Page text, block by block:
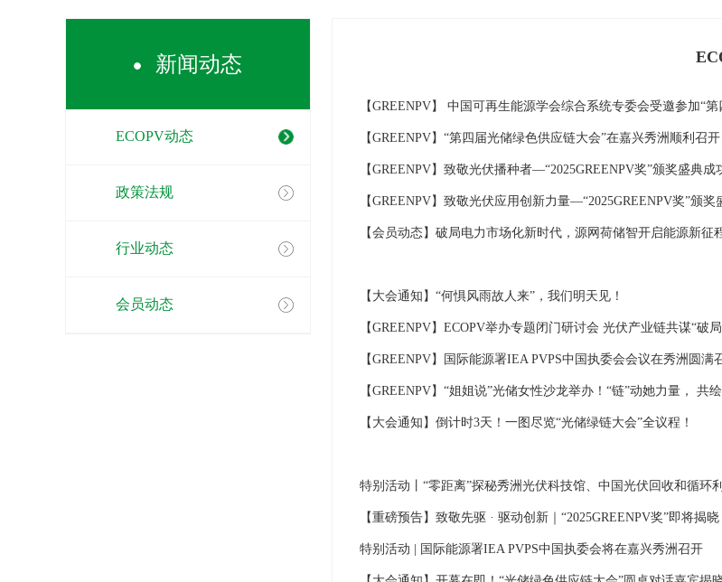
新闻动态
ECOPV动态
政策法规
行业动态
会员动态
【GREENPV】 中国可再生能源学会综合系统专委会受邀参加“
【GREENPV】“第四届光储绿色供应链大会”在嘉兴秀洲顺利召开
【GREENPV】致敬光伏播种者—“2025GREENPV奖”颁奖盛典成
【GREENPV】致敬光伏应用创新力量—“2025GREENPV奖”颁奖
【会员动态】破局电力市场化新时代，源网荷储智开启能源新征
【大会通知】“何惧风雨故人来”，我们明天见！
【GREENPV】ECOPV举办专题闭门研讨会 光伏产业链共谋“破
【GREENPV】国际能源署IEA PVPS中国执委会会议在秀洲圆满
【GREENPV】“姐姐说”光储女性沙龙举办！“链”动她力量， 共
【大会通知】倒计时3天！一图尽览“光储绿链大会”全议程！
特别活动丨“零距离”探秘秀洲光伏科技馆、中国光伏回收和循环
【重磅预告】致敬先驱 · 驱动创新｜“2025GREENPV奖”即将揭晓
特别活动 | 国际能源署IEA PVPS中国执委会将在嘉兴秀洲召开